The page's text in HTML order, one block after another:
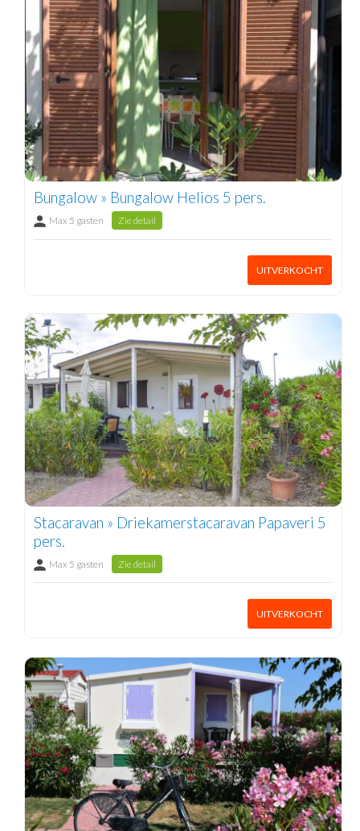
Bungalow » Bungalow Helios 5 pers.
Max 5 gasten Zie detail
UITVERKOCHT
Stacaravan » Driekamerstacaravan Papaveri 5
pers.
Max 5 gasten Zie detail
UITVERKOCHT